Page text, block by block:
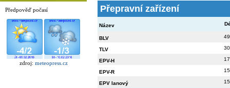
Předpověď počasí
zdroj: meteopress.cz
Přepravní zařízení
Název
BLV
TLV
EPV-H
EPV-R
EPV lanový